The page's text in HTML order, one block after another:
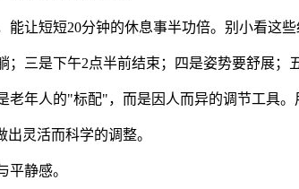
让短短20分钟的休息事半功倍。别小看这
三是下午2点半前结束；四是姿势要舒展；
年人的"标配"，而是因人而异的调节工具。
灵活而科学的调整。
静感。